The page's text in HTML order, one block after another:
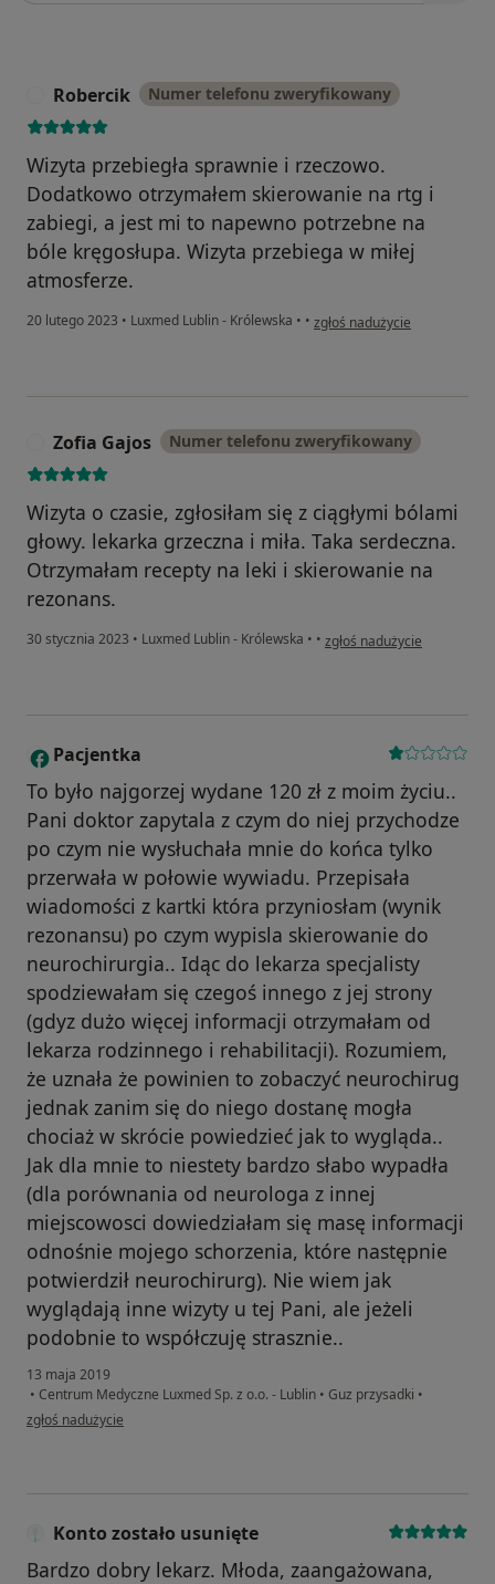
Robercik Numer telefonu zweryfikowany
Wizyta przebiegła sprawnie i rzeczowo.
Dodatkowo otrzymałem skierowanie na rtg i
zabiegi, a jest mi to napewno potrzebne na
bóle kręgosłupa. Wizyta przebiega w miłej
atmosferze.
20 lutego 2023 • Luxmed Lublin - Królewska • • w opinii użytkownika Robercik
zgłoś nadużycie
Zofia Gajos Numer telefonu zweryfikowany
Wizyta o czasie, zgłosiłam się z ciągłymi bólami
głowy. lekarka grzeczna i miła. Taka serdeczna.
Otrzymałam recepty na leki i skierowanie na
rezonans.
30 stycznia 2023 • Luxmed Lublin - Królewska • • w opinii użytkownika Zofia
zgłoś nadużycie
P Pacjentka
To było najgorzej wydane 120 zł z moim życiu..
Pani doktor zapytala z czym do niej przychodze
po czym nie wysłuchała mnie do końca tylko
przerwała w połowie wywiadu. Przepisała
wiadomości z kartki która przyniosłam (wynik
rezonansu) po czym wypisla skierowanie do
neurochirurgia.. Idąc do lekarza specjalisty
spodziewałam się czegoś innego z jej strony
(gdyz dużo więcej informacji otrzymałam od
lekarza rodzinnego i rehabilitacji). Rozumiem,
że uznała że powinien to zobaczyć neurochirug
jednak zanim się do niego dostanę mogła
chociaż w skrócie powiedzieć jak to wygląda..
Jak dla mnie to niestety bardzo słabo wypadła
(dla porównania od neurologa z innej
miejscowosci dowiedziałam się masę informacji
odnośnie mojego schorzenia, które następnie
potwierdził neurochirurg). Nie wiem jak
wyglądają inne wizyty u tej Pani, ale jeżeli
podobnie to współczuję strasznie..
13 maja 2019
• Centrum Medyczne Luxmed Sp. z o.o. - Lublin • Guz przysadki •
w opinii użytkownika Pacjentka
zgłoś nadużycie
Konto zostało usunięte
Bardzo dobry lekarz. Młoda, zaangażowana,